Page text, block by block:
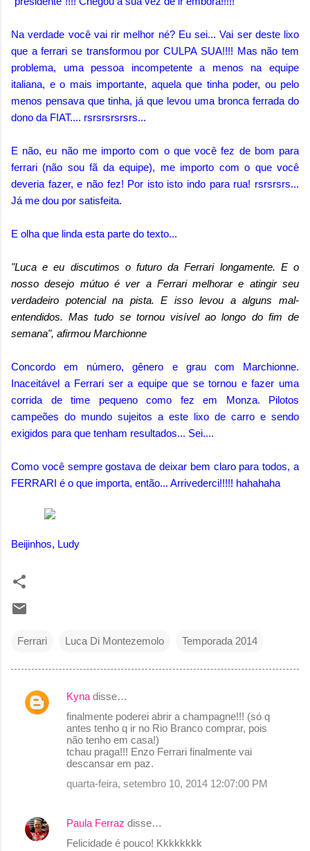
Na verdade você vai rir melhor né? Eu sei... Vai ser deste lixo
que a ferrari se transformou por CULPA SUA!!!! Mas não tem
problema, uma pessoa incompetente a menos na equipe
italiana, e o mais importante, aquela que tinha poder, ou pelo
menos pensava que tinha, já que levou uma bronca ferrada do
dono da FIAT.... rsrsrsrsrsrs...
E não, eu não me importo com o que você fez de bom para
ferrari (não sou fã da equipe), me importo com o que você
deveria fazer, e não fez! Por isto isto indo para rua! rsrsrsrs...
Já me dou por satisfeita.
E olha que linda esta parte do texto...
"Luca e eu discutimos o futuro da Ferrari longamente. E o
nosso desejo mútuo é ver a Ferrari melhorar e atingir seu
verdadeiro potencial na pista. E isso levou a alguns mal-
entendidos. Mas tudo se tornou visível ao longo do fim de
semana", afirmou Marchionne
Concordo em número, gênero e grau com Marchionne.
Inaceitável a Ferrari ser a equipe que se tornou e fazer uma
corrida de time pequeno como fez em Monza. Pilotos
campeões do mundo sujeitos a este lixo de carro e sendo
exigidos para que tenham resultados... Sei....
Como você sempre gostava de deixar bem claro para todos, a
FERRARI é o que importa, então... Arrivederci!!!!! hahahaha
Beijinhos, Ludy
Ferrari Luca Di Montezemolo Temporada 2014
C
á
r
Kyna disse…
finalmente poderei abrir a champagne!!! (só q
antes tenho q ir no Rio Branco comprar, pois
não tenho em casa!)
tchau praga!!! Enzo Ferrari finalmente vai
descansar em paz.
quarta-feira, setembro 10, 2014 12:07:00 PM
Paula Ferraz disse…
Felicidade é pouco! Kkkkkkkk